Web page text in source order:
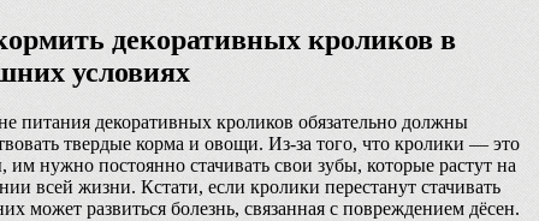
декоративных кроликов в
условиях
питания декоративных кроликов обязательно должны
твердые корма и овощи. Из-за того, что кролики — это
им нужно постоянно стачивать свои зубы, которые растут на
всей жизни. Кстати, если кролики перестанут стачивать
может развиться болезнь, связанная с повреждением дёсен.